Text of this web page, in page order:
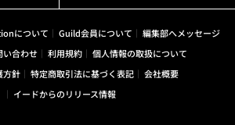
について Guild会員について
編集部へメッセージ
い合わせ
利用規約
個人情報の取扱について
方針
特定商取引法に基づく表記
会社概要
イードからのリリース情報